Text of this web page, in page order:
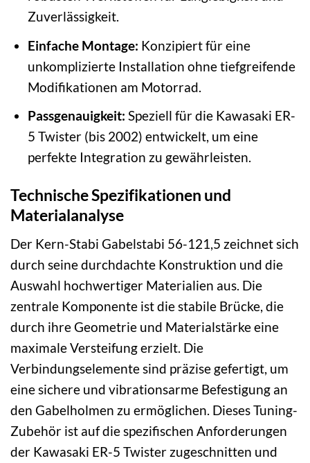
Zuverlässigkeit.
Einfache Montage: Konzipiert für eine
unkomplizierte Installation ohne tiefgreifende
Modifikationen am Motorrad.
Passgenauigkeit: Speziell für die Kawasaki ER-
5 Twister (bis 2002) entwickelt, um eine
perfekte Integration zu gewährleisten.
Technische Spezifikationen und
Materialanalyse
Der Kern-Stabi Gabelstabi 56-121,5 zeichnet sich
durch seine durchdachte Konstruktion und die
Auswahl hochwertiger Materialien aus. Die
zentrale Komponente ist die stabile Brücke, die
durch ihre Geometrie und Materialstärke eine
maximale Versteifung erzielt. Die
Verbindungselemente sind präzise gefertigt, um
eine sichere und vibrationsarme Befestigung an
den Gabelholmen zu ermöglichen. Dieses Tuning-
Zubehör ist auf die spezifischen Anforderungen
der Kawasaki ER-5 Twister zugeschnitten und